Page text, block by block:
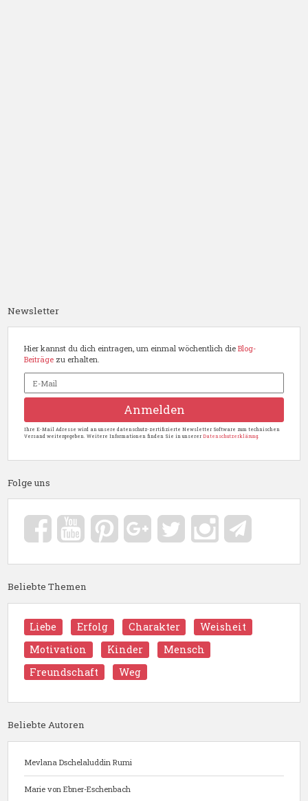
Newsletter
Hier kannst du dich eintragen, um einmal wöchentlich die Blog-
Beiträgezu erhalten.
Ihre E-Mail Adresse wird an unsere datenschutz-zertifizierte Newsletter Software zum technischen
Versand weitergegeben. Weitere Informationen finden Sie in unserer Datenschutzerklärung.
Folge uns
Beliebte Themen
Liebe Erfolg Charakter
Weisheit
Motivation
Kinder
Mensch
Freundschaft
Weg
Beliebte Autoren
Mevlana Dschelaluddin Rumi
Marie von Ebner-Eschenbach